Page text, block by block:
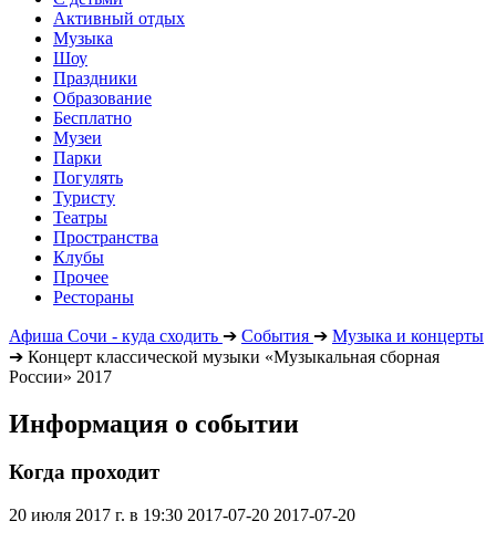
Активный отдых
Музыка
Шоу
Праздники
Образование
Бесплатно
Музеи
Парки
Погулять
Туристу
Театры
Пространства
Клубы
Прочее
Рестораны
Афиша Сочи - куда сходить ➔ События ➔ Музыка и концерты
➔ Концерт классической музыки «Музыкальная сборная
России» 2017
Информация о событии
Когда проходит
20 июля 2017 г. в 19:30 2017-07-20 2017-07-20